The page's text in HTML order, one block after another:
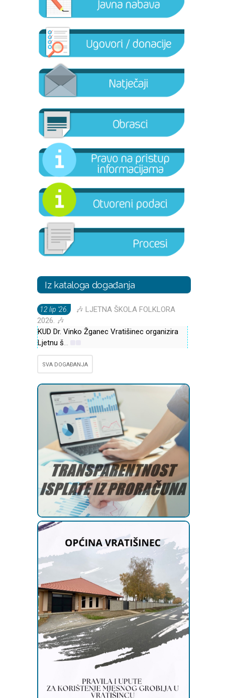
Iz kataloga događanja
12 lip '26.
🎶 LJETNA ŠKOLA FOLKLORA
2026. 🎶
KUD Dr. Vinko Žganec Vratišinec organizira
Ljetnu š...
SVA DOGAĐANJA